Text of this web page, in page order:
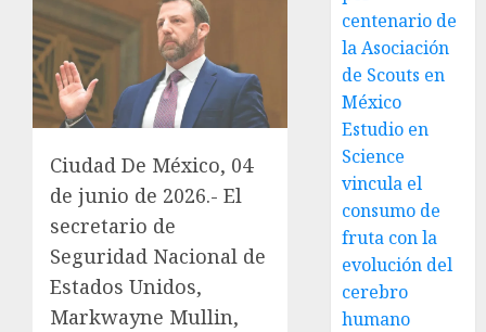
Ciudad De México, 04
de junio de 2026.- El
secretario de
Seguridad Nacional de
Estados Unidos,
Markwayne Mullin,
centenario de
la Asociación
de Scouts en
México
Estudio en
Science
vincula el
consumo de
fruta con la
evolución del
cerebro
humano